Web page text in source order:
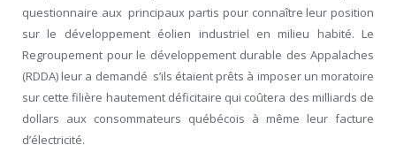
questionnaire aux principaux partis pour connaître leur position
sur le développement éolien industriel en milieu habité. Le
Regroupement pour le développement durable des Appalaches
(RDDA) leur a demandé s’ils étaient prêts à imposer un moratoire
sur cette filière hautement déficitaire qui coûtera des milliards de
dollars aux consommateurs québécois à même leur facture
d’électricité.